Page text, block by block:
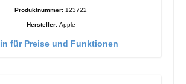
Produktnummer: 123722
Hersteller: Apple
für Preise und Funktionen